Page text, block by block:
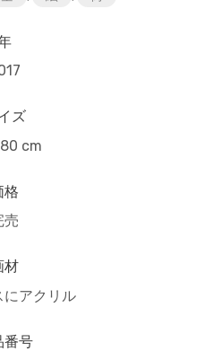
ズ
cm
格
売
材
にアクリル
番号